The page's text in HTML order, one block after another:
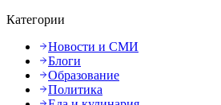
Категории
Новости и СМИ
Блоги
Образование
Политика